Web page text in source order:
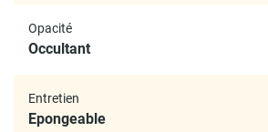
Opacité
Occultant
Entretien
Epongeable